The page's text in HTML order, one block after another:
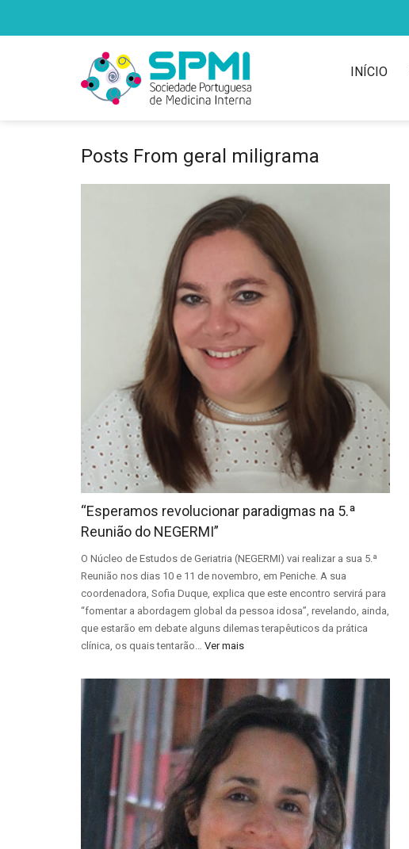
INÍCIO
Posts From geral miligrama
“Esperamos revolucionar paradigmas na 5.ª
Reunião do NEGERMI”
O Núcleo de Estudos de Geriatria (NEGERMI) vai realizar a sua 5.ª
Reunião nos dias 10 e 11 de novembro, em Peniche. A sua
coordenadora, Sofia Duque, explica que este encontro servirá para
“fomentar a abordagem global da pessoa idosa”, revelando, ainda,
que estarão em debate alguns dilemas terapêuticos da prática
clínica, os quais tentarão… Ver mais